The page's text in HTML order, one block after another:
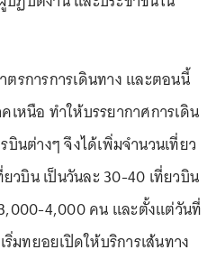
รการการเดินทาง และตอนนี้
เหนือ ทำให้บรรยากาศการเดิน
นต่างๆ จึงได้เพิ่มจำนวนเที่ยว
วบิน เป็นวันละ 30-40 เที่ยวบิน
4,000 คน และตั้งแต่วันที่
มทยอยเปิดให้บริการเส้นทาง